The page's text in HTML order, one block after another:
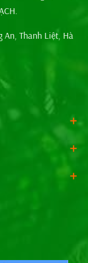
quế
Tuyên
(đồng)
An, Thanh Liệt, Hà